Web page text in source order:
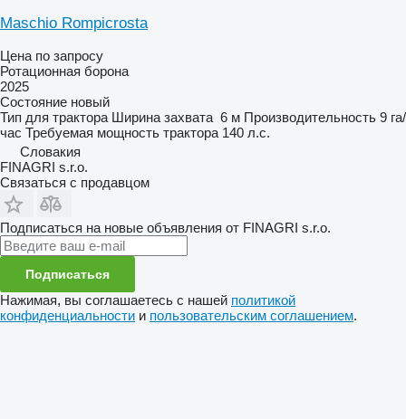
Maschio Rompicrosta
Цена по запросу
Ротационная борона
2025
Состояние новый
Тип для трактора Ширина захвата 6 м Производительность 9 га/
час Требуемая мощность трактора 140 л.с.
Словакия
FINAGRI s.r.o.
Связаться с продавцом
Подписаться на новые объявления от FINAGRI s.r.o.
Подписаться
Нажимая, вы соглашаетесь с нашей политикой
конфиденциальности и пользовательским соглашением.